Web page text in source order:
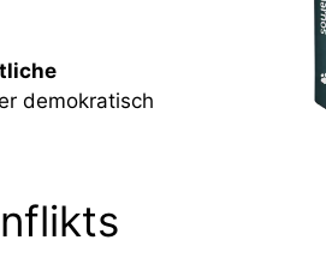
demokratisch